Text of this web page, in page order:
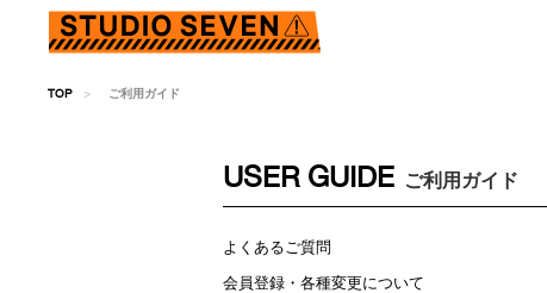
TOP ご利用ガイド
USER GUIDE ご利用ガイド
よくあるご質問
会員登録・各種変更について